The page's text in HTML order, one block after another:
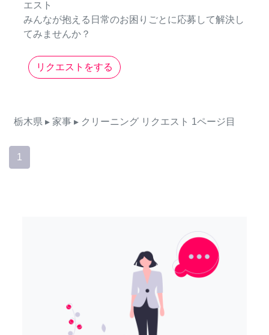
エスト
みんなが抱える日常のお困りごとに応募して解決し
てみませんか？
リクエストをする
栃木県 ▸ 家事 ▸ クリーニング リクエスト 1ページ目
1